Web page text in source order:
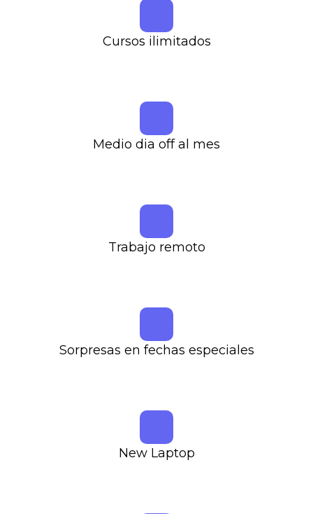
Cursos ilimitados
Medio dia off al mes
Trabajo remoto
Sorpresas en fechas especiales
New Laptop